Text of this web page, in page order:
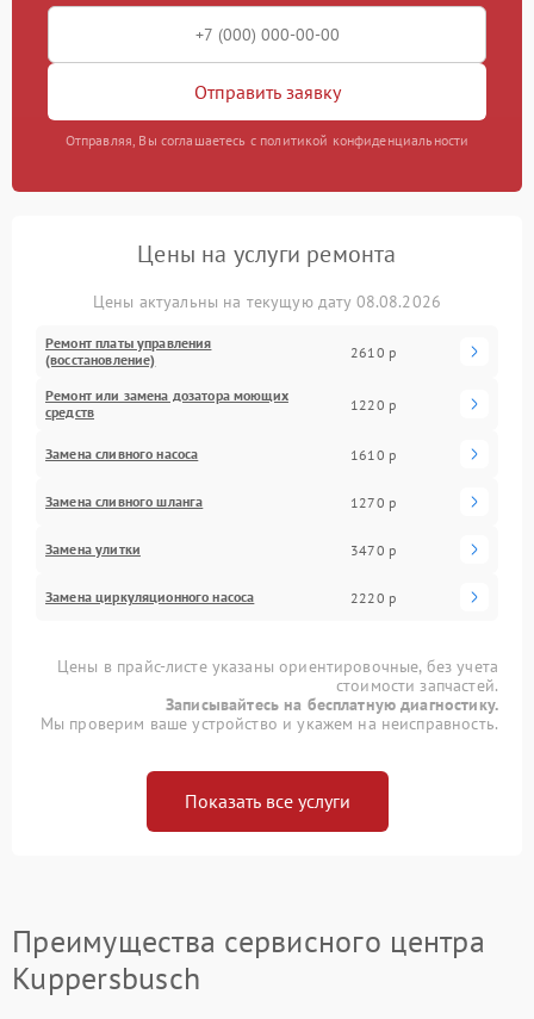
Отправить заявку
Отправляя, Вы соглашаетесь с политикой конфиденциальности
Цены на услуги ремонта
Цены актуальны на текущую дату 08.08.2026
Ремонт платы управления
(восстановление)
2610 р
Ремонт или замена дозатора моющих
средств
1220 р
Замена сливного насоса 1610 р
Замена сливного шланга 1270 р
Замена улитки 3470 р
Замена циркуляционного насоса 2220 р
Цены в прайс-листе указаны ориентировочные, без учета
стоимости запчастей.
Записывайтесь на бесплатную диагностику.
Мы проверим ваше устройство и укажем на неисправность.
Показать все услуги
Преимущества сервисного центра
Kuppersbusch